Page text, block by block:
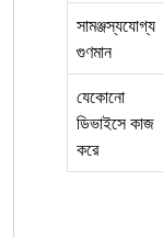
সামঞ্জস্যযোগ্য
গুণমান
যেকোনো
ডিভাইসে কাজ
করে